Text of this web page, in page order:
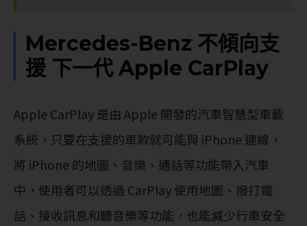
Mercedes-Benz 不傾向支
援 下一代 Apple CarPlay
Apple CarPlay 是由 Apple 開發的汽車智慧型車載
系統，只要在支援的車款就可能與 iPhone 連線，
將 iPhone 的地圖、音樂、通話等功能帶入汽車
中，使用者可以透過 CarPlay 使用地圖、撥打電
話、接收訊息和聽音樂等功能，也能減少行車安全